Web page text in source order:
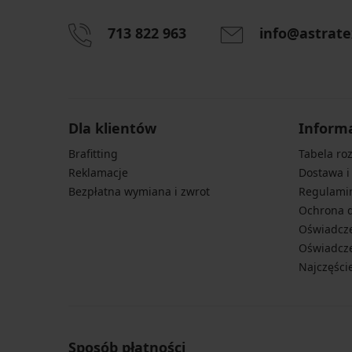
713 822 963
Dla klientów
Brafitting
Reklamacje
Bezpłatna wymiana i zwrot
Tabela
Dostawa i
Ochrona
Sposób płatności